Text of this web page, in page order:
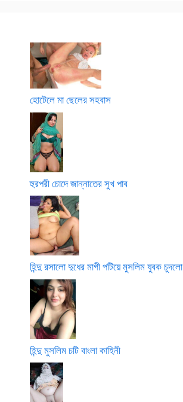
হোটেলে মা ছেলের সহবাস
হুরপরী চোদে জান্নাতের সুখ পাব
হিন্দু রসালো দুধের মাগী পটিয়ে মুসলিম যুবক চুদলো
হিন্দু মুসলিম চটি বাংলা কাহিনী